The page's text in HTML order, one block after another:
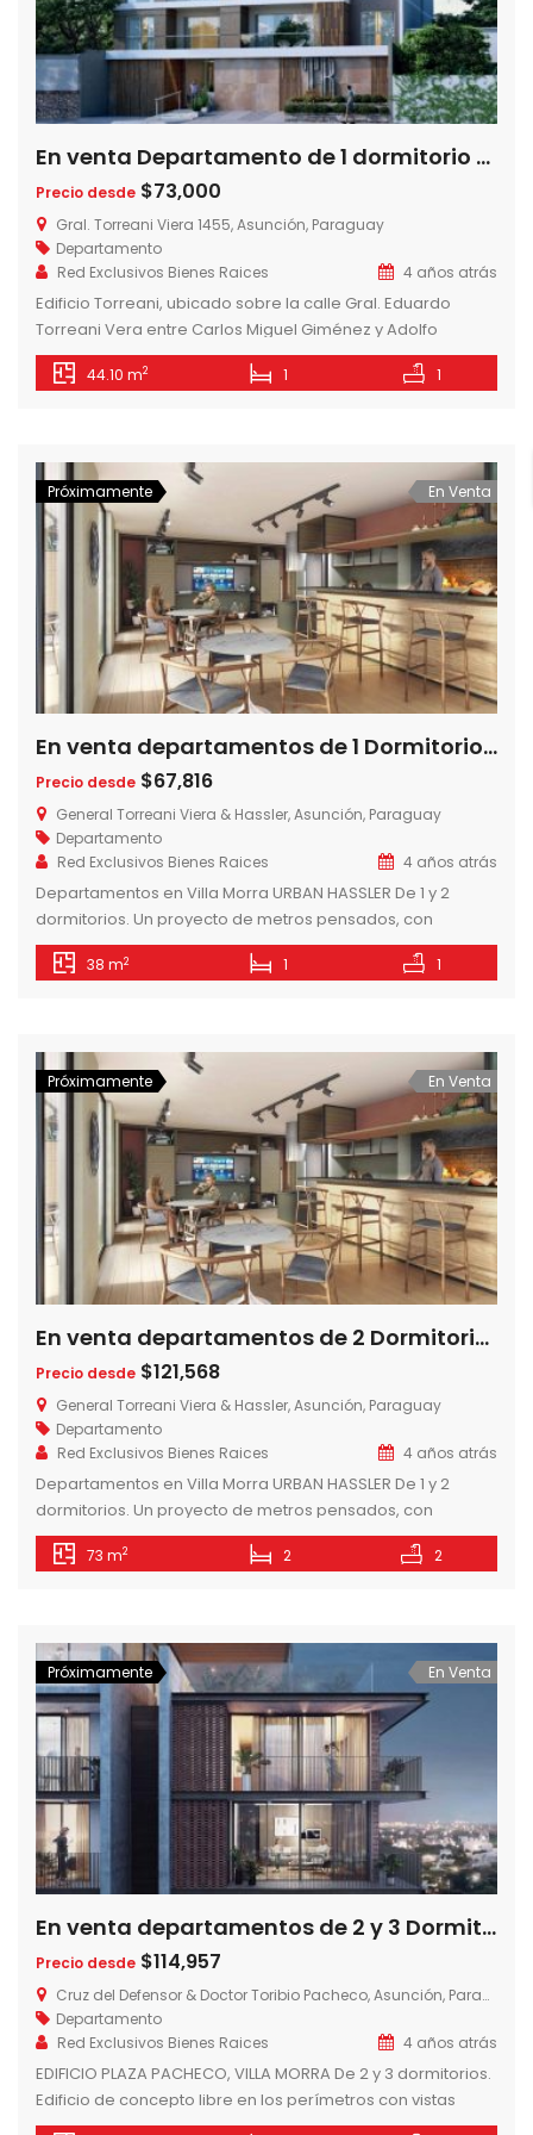
En venta Departamento de 1 dormitorio en Edificio Torreani, Villa Morra
Precio desde $73,000
Gral. Torreani Viera 1455, Asunción, Paraguay
Departamento
Red Exclusivos Bienes Raices
4 años atrás
Edificio Torreani, ubicado sobre la calle Gral. Eduardo
Torreani Vera entre Carlos Miguel Giménez y Adolfo
Riquelme, a 5 minutos del Shopping Villa Morra y Mcal.
López, con rápido acceso al nuevo eje corporativo de
unidades) – 2 […]
44.10 m2 1 1
Próximamente En Venta
En venta departamentos de 1 Dormitorio 38m2 Edificio 437 Hassler – Urban Domus, Villa Morra – Asunción – Paraguay
Precio desde $67,816
General Torreani Viera & Hassler, Asunción, Paraguay
Departamento
Red Exclusivos Bienes Raices
4 años atrás
Departamentos en Villa Morra URBAN HASSLER De 1 y 2
dormitorios. Un proyecto de metros pensados, con
espacios que invitan a compartir y disfrutar de una vida
confortable. El equilibrio entre lo urbano y lo elemental.
Kitchen. -Gimnasio […]
38 m2 1 1
Próximamente En Venta
En venta departamentos de 2 Dormitorios Edificio 437 Hassler – Urban Domus, Villa Morra – Asunción – Paraguay
Precio desde $121,568
General Torreani Viera & Hassler, Asunción, Paraguay
Departamento
Red Exclusivos Bienes Raices
4 años atrás
Departamentos en Villa Morra URBAN HASSLER De 1 y 2
dormitorios. Un proyecto de metros pensados, con
espacios que invitan a compartir y disfrutar de una vida
confortable. El equilibrio entre lo urbano y lo elemental.
Kitchen. -Gimnasio […]
73 m2 2 2
Próximamente En Venta
En venta departamentos de 2 y 3 Dormitorios Edificio Plaza Pacheco, – Urban Domus, Villa Morra – Asunción – Paraguay
Precio desde $114,957
Cruz del Defensor & Doctor Toribio Pacheco, Asunción, Paraguay
Departamento
Red Exclusivos Bienes Raices
4 años atrás
EDIFICIO PLAZA PACHECO, VILLA MORRA De 2 y 3 dormitorios.
Edificio de concepto libre en los perímetros con vistas
desde todas sus caras. Evoca al barrio Soho de los años 70